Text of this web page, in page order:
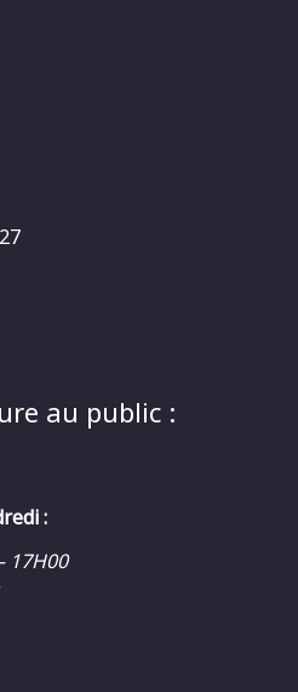
au public :
:
17H00